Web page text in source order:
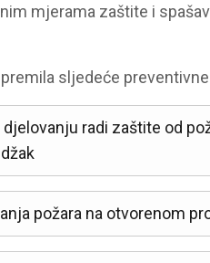
mjerama zaštite i
sljedeće
radi zaštite od
požara na otvorenom